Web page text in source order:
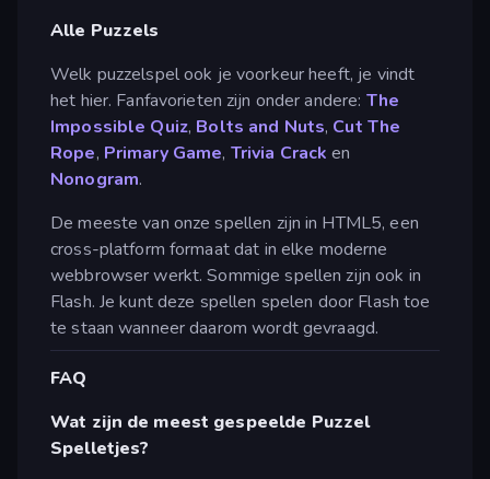
Alle Puzzels
Welk puzzelspel ook je voorkeur heeft, je vindt
het hier. Fanfavorieten zijn onder andere: The
Impossible Quiz, Bolts and Nuts, Cut The
Rope, Primary Game, Trivia Crack en
Nonogram.
De meeste van onze spellen zijn in HTML5, een
cross-platform formaat dat in elke moderne
webbrowser werkt. Sommige spellen zijn ook in
Flash. Je kunt deze spellen spelen door Flash toe
te staan wanneer daarom wordt gevraagd.
FAQ
Wat zijn de meest gespeelde Puzzel
Spelletjes?